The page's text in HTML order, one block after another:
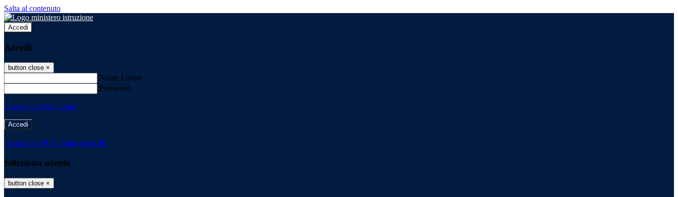
Salta al contenuto
Accedi
Accedi
button close ×
Nome Utente
Password
Password dimenticata?
-
Entra con SPID Entra con CIE
Seleziona utente
button close ×